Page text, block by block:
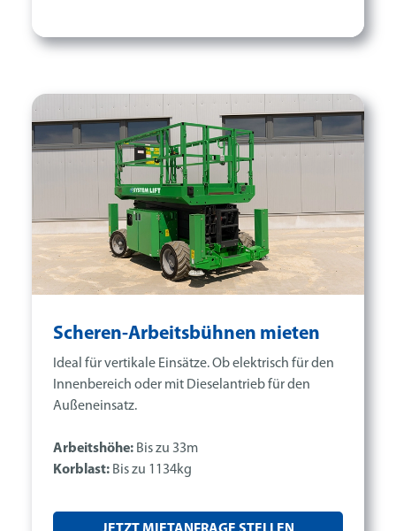
Scheren-Arbeitsbühnen mieten
Ideal für vertikale Einsätze. Ob elektrisch für den
Innenbereich oder mit Dieselantrieb für den
Außeneinsatz.
Arbeitshöhe: Bis zu 33m
Korblast: Bis zu 1134kg